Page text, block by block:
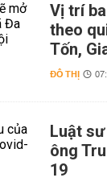
Vị trí
theo
Tốn,
ĐÔ THỊ
Luật
ông
19